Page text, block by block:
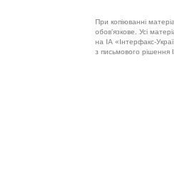
При копіюванні
обов'язкове. Усі
на ІА «Інтерфакс-
з письмового рішення